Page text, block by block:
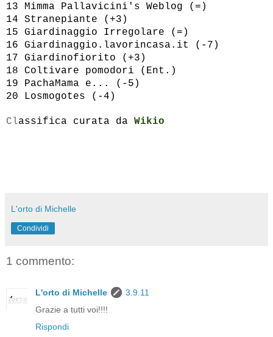
13 Mimma Pallavicini's Weblog (=)
14 Stranepiante (+3)
15 Giardinaggio Irregolare (=)
16 Giardinaggio.lavorincasa.it (-7)
17 Giardinofiorito (+3)
18 Coltivare pomodori (Ent.)
19 PachaMama e... (-5)
20 Losmogotes (-4)
Classifica curata da Wikio
L'orto di Michelle
Condividi
1 commento:
L'orto di Michelle
3.9.11
Grazie a tutti voi!!!!
Rispondi